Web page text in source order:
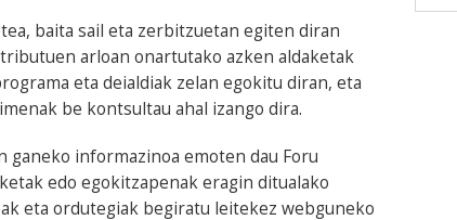
baita sail eta zerbitzuetan egiten diran
arloan onartutako azken aldaketak
eta deialdiak zelan egokitu diran, eta
be kontsultau ahal izango dira.
informazinoa emoten dau Foru
edo egokitzapenak eragin ditualako
eta ordutegiak begiratu leitekez webguneko